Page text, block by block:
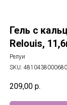
Гель с
Relouis,
Релуи
SKU: 4810438000680
209,00 р.